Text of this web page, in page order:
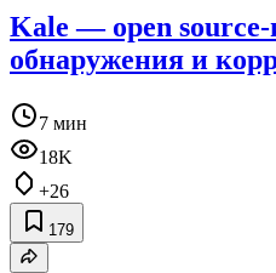
Kale — open source-
обнаружения и
7 мин
18K
+26
179